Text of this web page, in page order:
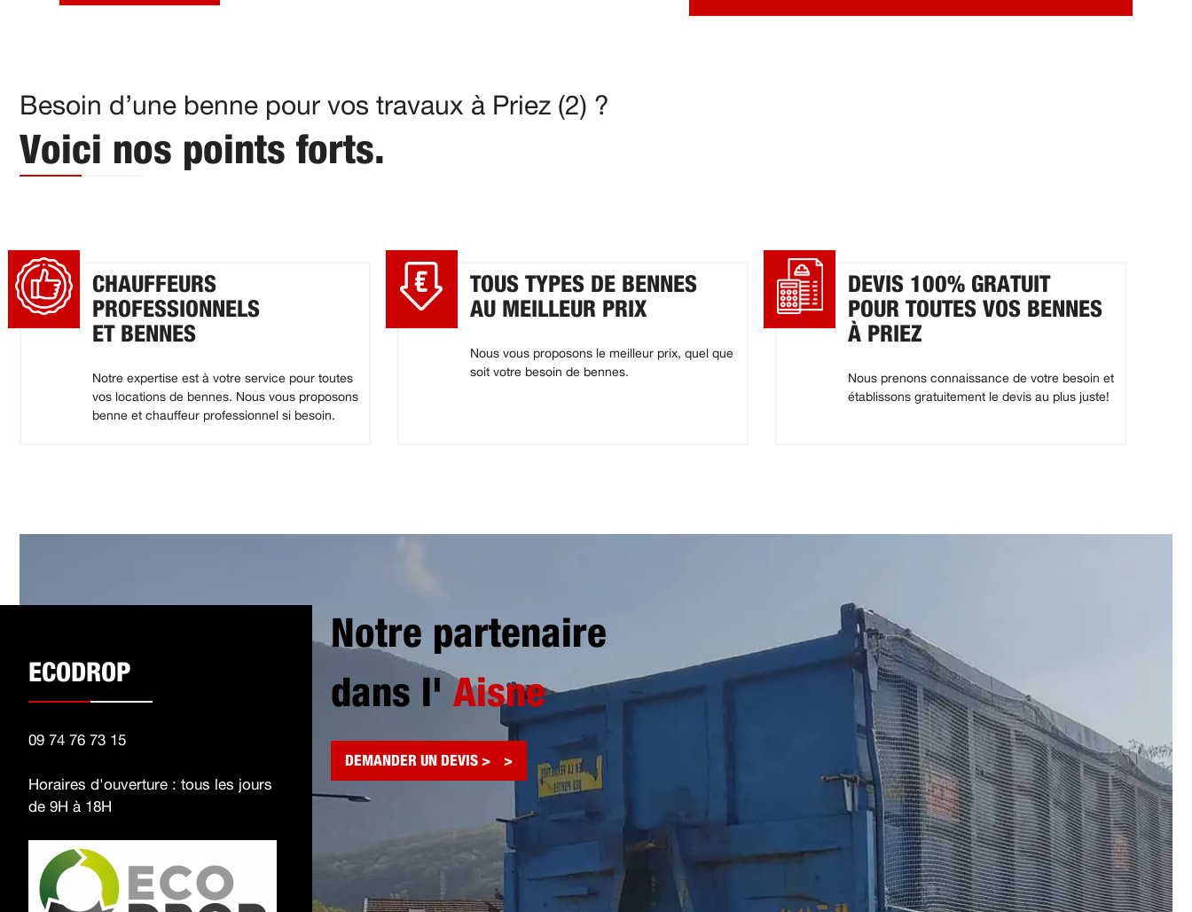
Besoin d’une benne pour vos travaux à Priez (2) ?
Voici nos points forts.
CHAUFFEURS
PROFESSIONNELS
ET BENNES
Notre expertise est à votre service pour toutes
vos locations de bennes. Nous vous proposons
benne et chauffeur professionnel si besoin.
TOUS TYPES DE BENNES
AU MEILLEUR PRIX
Nous vous proposons le meilleur prix, quel que
soit votre besoin de bennes.
DEVIS 100% GRATUIT
POUR TOUTES VOS BENNES
À PRIEZ
Nous prenons connaissance de votre besoin et
établissons gratuitement le devis au plus juste!
ECODROP
09 74 76 73 15
Horaires d'ouverture : tous les jours
de 9H à 18H
Notre partenaire
dans l' Aisne
DEMANDER UN DEVIS >